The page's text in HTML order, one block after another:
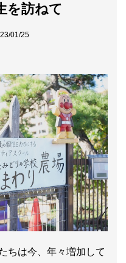
を訪ねて
01/25
ちは今、年々増加して